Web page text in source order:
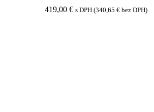
419,00 € s DPH (340,65 € bez DPH)